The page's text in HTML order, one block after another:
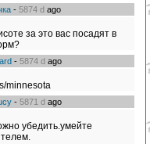
- 5874 dago
за это вас посадят в
- 5874 d ago
minnesota
- 5871 dago
убедить.умейте